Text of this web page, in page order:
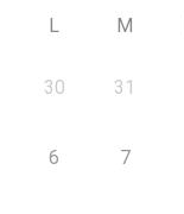
L M
30 31
6 7